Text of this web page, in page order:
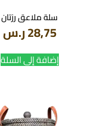
سلة ملاعق رزتان
28,75ر.س
إضافة إلى السلة